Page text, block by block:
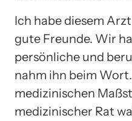
Ich habe diesem
gute Freunde. Wir
persönliche und
nahm ihn beim
medizinischen
medizinischer Rat